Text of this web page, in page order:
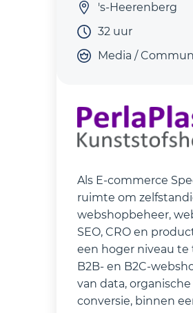
's-Heerenberg
32 uur
Media /
Als E‑commerce
ruimte om
webshopbeheer,
SEO, CRO en
een hoger niveau te
B2B‑ en
van data,
conversie, binnen